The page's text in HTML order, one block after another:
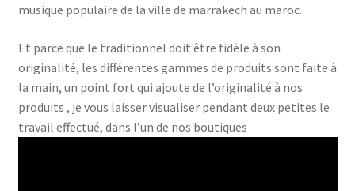
musique populaire de la ville de marrakech au maroc.
Et parce que le traditionnel doit être fidèle à son
originalité, les différentes gammes de produits sont faite à
la main, un point fort qui ajoute de l’originalité à nos
produits , je vous laisser visualiser pendant deux petites le
travail effectué, dans l’un de nos boutiques